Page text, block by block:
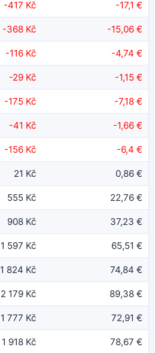
-417 Kč -17,1 €
-368 Kč -15,06 €
-116 Kč -4,74 €
-29 Kč -1,15 €
-175 Kč -7,18 €
-41 Kč -1,66 €
-156 Kč -6,4 €
21 Kč 0,86 €
555 Kč 22,76 €
908 Kč 37,23 €
1 597 Kč 65,51 €
1 824 Kč 74,84 €
2 179 Kč 89,38 €
1 777 Kč 72,91 €
1 918 Kč 78,67 €